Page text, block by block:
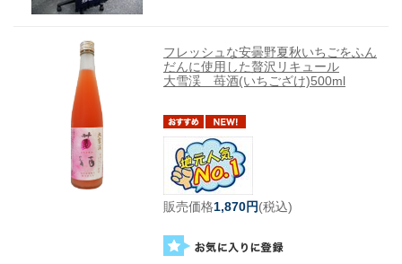
フレッシュな安曇野夏秋いちごをふん
だんに使用した贅沢リキュール
大雪渓 苺酒(いちござけ)500ml
販売価格1,870円(税込)